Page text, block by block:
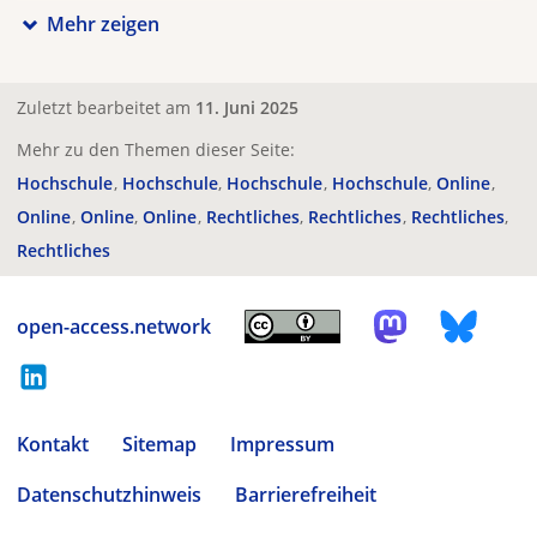
Mehr zeigen
Zuletzt bearbeitet am 11. Juni 2025
Mehr zu den Themen dieser Seite:
Hochschule Hochschule Hochschule Hochschule Online
Online Online Online Rechtliches Rechtliches Rechtliches
Rechtliches
open-access.network
Kontakt Sitemap
Impressum
Datenschutzhinweis
Barrierefreiheit